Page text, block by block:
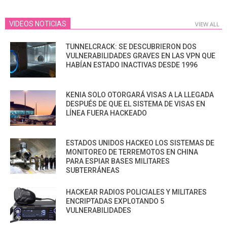
VIDEOS NOTICIAS VIEW ALL
TUNNELCRACK: SE DESCUBRIERON DOS
VULNERABILIDADES GRAVES EN LAS VPN QUE
HABÍAN ESTADO INACTIVAS DESDE 1996
KENIA SOLO OTORGARÁ VISAS A LA LLEGADA
DESPUÉS DE QUE EL SISTEMA DE VISAS EN
LÍNEA FUERA HACKEADO
ESTADOS UNIDOS HACKEO LOS SISTEMAS DE
MONITOREO DE TERREMOTOS EN CHINA
PARA ESPIAR BASES MILITARES
SUBTERRÁNEAS
HACKEAR RADIOS POLICIALES Y MILITARES
ENCRIPTADAS EXPLOTANDO 5
VULNERABILIDADES